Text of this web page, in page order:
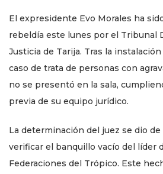
El expresidente Evo Morales ha
rebeldía este lunes por el Tribunal
Justicia de Tarija. Tras la
caso de trata de personas con
no se presentó en la sala,
previa de su equipo jurídico.
La determinación del juez se dio
verificar el banquillo vacío del líder
Federaciones del Trópico. Este